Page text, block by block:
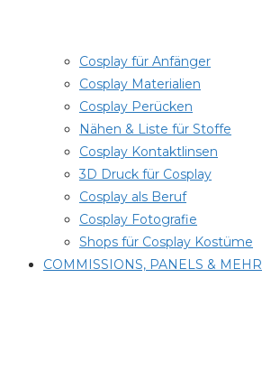
Cosplay für Anfänger
Cosplay Materialien
Cosplay Perücken
Nähen & Liste für Stoffe
Cosplay Kontaktlinsen
3D Druck für Cosplay
Cosplay als Beruf
Cosplay Fotografie
Shops für Cosplay Kostüme
COMMISSIONS, PANELS & MEHR